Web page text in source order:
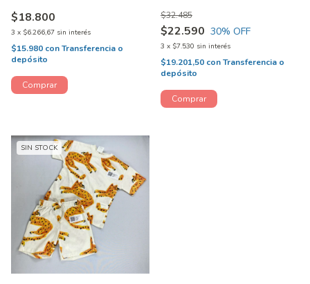
$18.800
3 x $6.266,67 sin interés
$15.980 conTransferencia o
depósito
$22.590
$32.485
30% OFF
3 x $7.530 sin interés
$19.201,50 conTransferencia o
depósito
SIN STOCK